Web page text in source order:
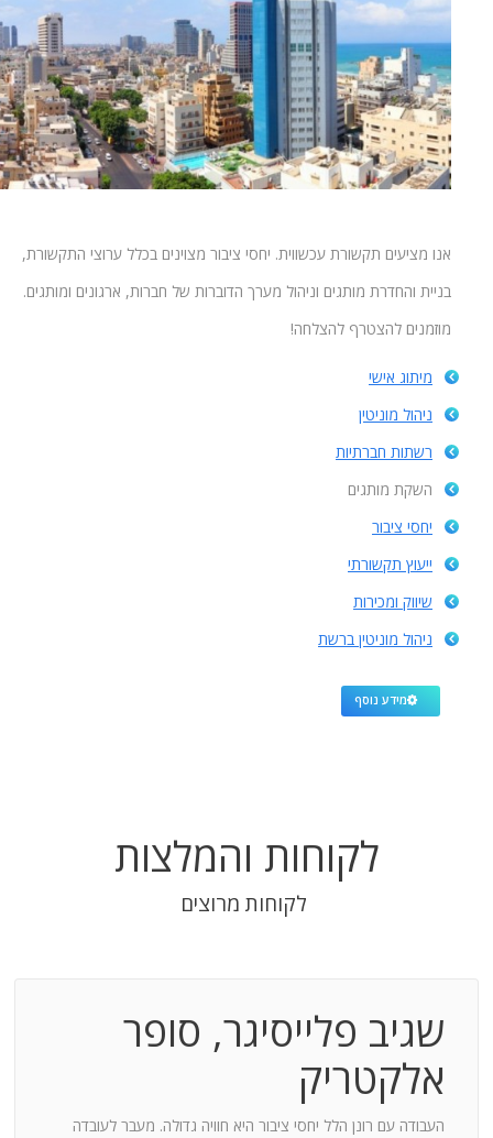
אנו מציעים תקשורת עכשווית. יחסי ציבור מצוינים בכלל ערוצי התקשורת,
בניית והחדרת מותגים וניהול מערך הדוברות של חברות, ארגונים ומותגים.
מוזמנים להצטרף להצלחה!
מיתוג אישי
ניהול מוניטין
רשתות חברתיות
השקת מותגים
יחסי ציבור
ייעוץ תקשורתי
שיווק ומכירות
ניהול מוניטין ברשת
מידע נוסף
לקוחות והמלצות
לקוחות מרוצים
שגיב פלייסיגר, סופר
אלקטריק
העבודה עם רונן הלל יחסי ציבור היא חוויה גדולה. מעבר לעובדה